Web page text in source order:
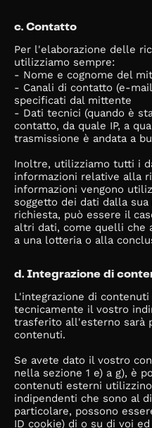
c. Contatto
Per l'elaborazione delle
utilizziamo sempre:
- Nome e cognome del
- Canali di contatto (e-
specificati dal mittente
- Dati tecnici (quando è
contatto, da quale IP, a
trasmissione è andata a
Inoltre, utilizziamo tutti i
informazioni relative alla
informazioni vengono
soggetto dei dati dalla
richiesta, può essere il
altri dati, come quelli che
a una lotteria o alla
d. Integrazione di
L'integrazione di
tecnicamente il vostro
trasferito all'esterno sarà
contenuti.
Se avete dato il vostro
nella sezione 1 e) a g), è
contenuti esterni
indipendenti che sono al
particolare, possono
ID cookie) di o su di voi